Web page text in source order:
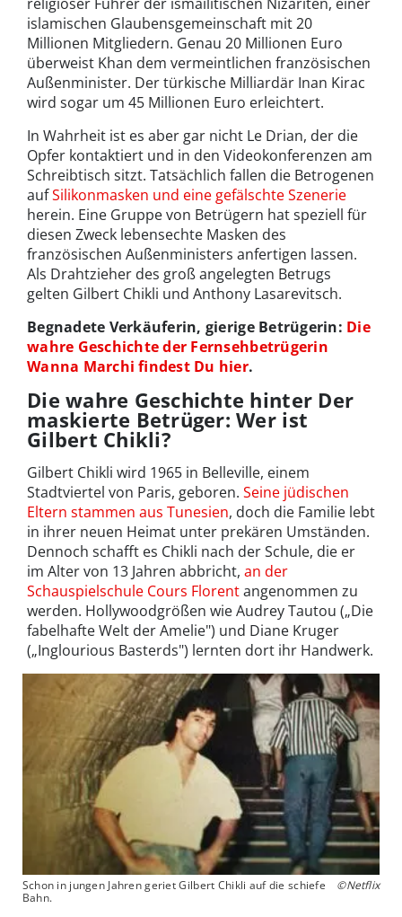
islamischen Glaubensgemeinschaft mit 20
Millionen Mitgliedern. Genau 20 Millionen Euro
überweist Khan dem vermeintlichen französischen
Außenminister. Der türkische Milliardär Inan Kirac
wird sogar um 45 Millionen Euro erleichtert.
In Wahrheit ist es aber gar nicht Le Drian, der die
Opfer kontaktiert und in den Videokonferenzen am
Schreibtisch sitzt. Tatsächlich fallen die Betrogenen
aufSilikonmasken und eine gefälschte Szenerie
herein. Eine Gruppe von Betrügern hat speziell für
diesen Zweck lebensechte Masken des
französischen Außenministers anfertigen lassen.
Als Drahtzieher des groß angelegten Betrugs
gelten Gilbert Chikli und Anthony Lasarevitsch.
Begnadete Verkäuferin, gierige Betrügerin: Die
wahre Geschichte der Fernsehbetrügerin
Wanna Marchi findest Du hier.
Die wahre Geschichte hinter Der
maskierte Betrüger: Wer ist
Gilbert Chikli?
Gilbert Chikli wird 1965 in Belleville, einem
Stadtviertel von Paris, geboren. Seine jüdischen
Eltern stammen aus Tunesien, doch die Familie lebt
in ihrer neuen Heimat unter prekären Umständen.
Dennoch schafft es Chikli nach der Schule, die er
im Alter von 13 Jahren abbricht, an der
Schauspielschule Cours Florentangenommen zu
werden. Hollywoodgrößen wie Audrey Tautou („Die
fabelhafte Welt der Amelie") und Diane Kruger
(„Inglourious Basterds") lernten dort ihr Handwerk.
Schon in jungen Jahren geriet Gilbert Chikli auf die schiefe
Bahn.
©Netflix